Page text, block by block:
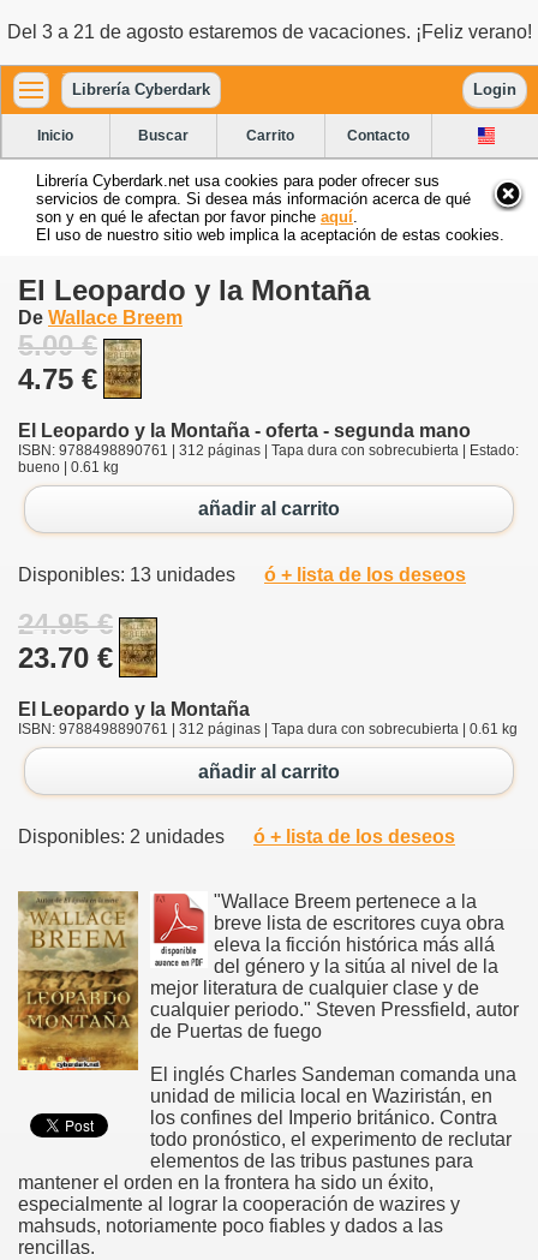
Del 3 a 21 de agosto estaremos de vacaciones. ¡Feliz verano!
Librería Cyberdark Login
Inicio Buscar Carrito Contacto
Librería Cyberdark.net usa cookies para poder ofrecer sus
servicios de compra. Si desea más información acerca de qué
son y en qué le afectan por favor pinche aquí
El uso de nuestro sitio web implica la aceptación de estas cookies.
El Leopardo y la Montaña
De Wallace Breem
5.00 €
4.75 €
El Leopardo y la Montaña - oferta - segunda mano
ISBN: 9788498890761 | 312 páginas | Tapa dura con sobrecubierta | Estado:
bueno | 0.61 kg
añadir al carrito
Disponibles: 13 unidades ó + lista de los deseos
24.95 €
23.70 €
El Leopardo y la Montaña
ISBN: 9788498890761 | 312 páginas | Tapa dura con sobrecubierta | 0.61 kg
añadir al carrito
Disponibles: 2 unidades ó + lista de los deseos
"Wallace Breem pertenece a la
breve lista de escritores cuya obra
eleva la ficción histórica más allá
del género y la sitúa al nivel de la
mejor literatura de cualquier clase y de
cualquier periodo." Steven Pressfield, autor
de Puertas de fuego
El inglés Charles Sandeman comanda una
unidad de milicia local en Waziristán, en
los confines del Imperio británico. Contra
todo pronóstico, el experimento de reclutar
elementos de las tribus pastunes para
mantener el orden en la frontera ha sido un éxito,
especialmente al lograr la cooperación de wazires y
mahsuds, notoriamente poco fiables y dados a las
rencillas.